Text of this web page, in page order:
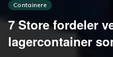
Containere
7 Store fordeler
lagercontainer